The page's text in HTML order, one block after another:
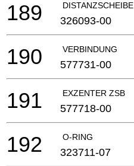
DISTANZSCHEIBE
189 326093-00
VERBINDUNG
190 577731-00
EXZENTER ZSB
191 577718-00
O-RING
192 323711-07